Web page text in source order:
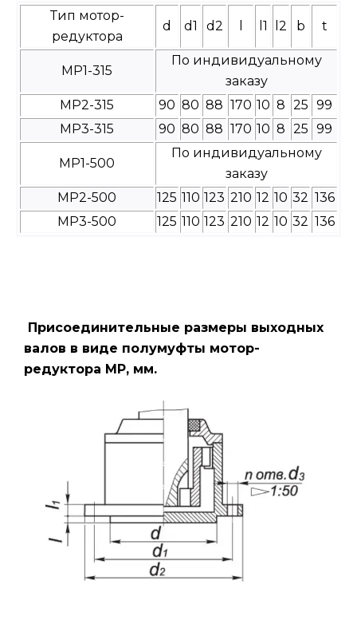
Тип мотор-
редуктора
d d1 d2 l1 l2 b t
МР1-315
По индивидуальному
заказу
МР2-315
90 80 88 170 10 8 25 99
МР3-315
90 80 88 170 10 8 25 99
МР1-500
По индивидуальному
заказу
МР2-500
125 110 123 210 12 10 32 136
МР3-500
125 110 123 210 12 10 32 136
Присоединительные размеры выходных
валов в виде полумуфты мотор-
редуктора МР, мм.